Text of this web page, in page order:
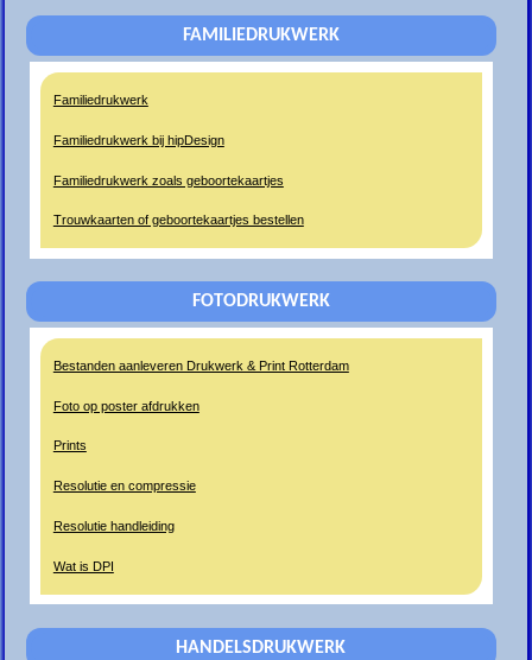
FAMILIEDRUKWERK
Familiedrukwerk
Familiedrukwerk bij hipDesign
Familiedrukwerk zoals geboortekaartjes
Trouwkaarten of geboortekaartjes bestellen
FOTODRUKWERK
Bestanden aanleveren Drukwerk & Print Rotterdam
Foto op poster afdrukken
Prints
Resolutie en compressie
Resolutie handleiding
Wat is DPI
HANDELSDRUKWERK